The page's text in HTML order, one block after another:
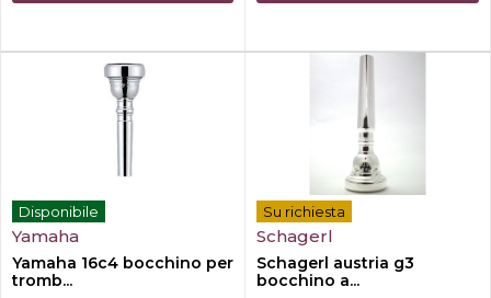
Backbore: semi-stretto
Backbore: Medio stretto
Disponibile
Yamaha
Yamaha 16c4 bocchino per
tromb...
Su richiesta
Schagerl
Schagerl austria g3
bocchino a...